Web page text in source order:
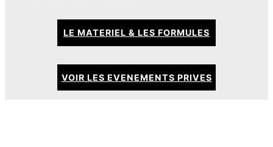
LE MATERIEL & LES FORMULES
VOIR LES EVENEMENTS PRIVES